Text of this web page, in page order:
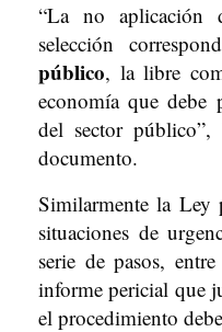
“La no aplicación
selección
público, la libre
economía que debe
del sector público”,
documento.
Similarmente la Ley
situaciones de
serie de pasos,
informe pericial que
el procedimiento